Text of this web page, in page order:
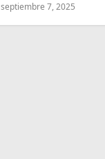
septiembre 7, 2025